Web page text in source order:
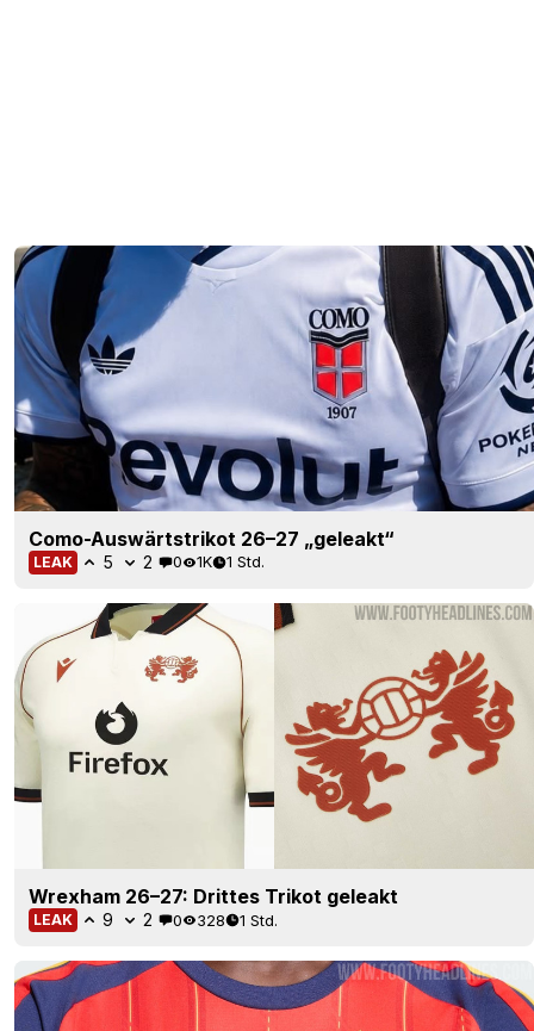
Como-Auswärtstrikot 26–27 „geleakt“
LEAK 5 2 0 1K 1 Std.
Wrexham 26–27: Drittes Trikot geleakt
LEAK 9 2 0 328 1 Std.